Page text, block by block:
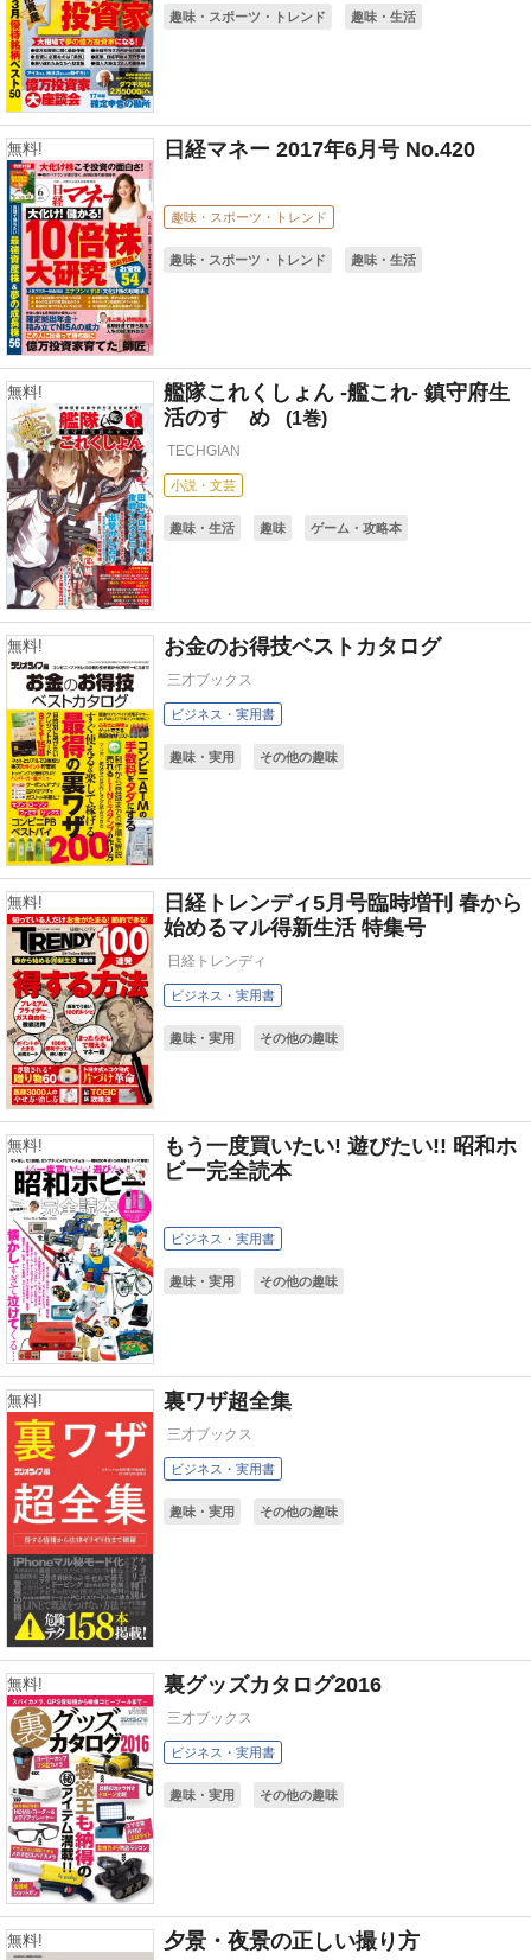
趣味・スポーツ・トレンド 趣味・生活
無料! 日経マネー 2017年6月号 No.420
趣味・スポーツ・トレンド
趣味・スポーツ・トレンド 趣味・生活
無料!
艦隊これくしょん -艦これ- 鎮守府生
活のすゝめ
1
TECHGIAN
小説・文芸
趣味・生活 趣味 ゲーム・攻略本
無料! お金のお得技ベストカタログ
三才ブックス
ビジネス・実用書
趣味・実用 その他の趣味
無料!
日経トレンディ5月号臨時増刊 春から
始めるマル得新生活 特集号
日経トレンディ
ビジネス・実用書
趣味・実用 その他の趣味
無料!
もう一度買いたい! 遊びたい!! 昭和ホ
ビー完全読本
ビジネス・実用書
趣味・実用 その他の趣味
無料! 裏ワザ超全集
三才ブックス
ビジネス・実用書
趣味・実用 その他の趣味
無料! 裏グッズカタログ2016
三才ブックス
ビジネス・実用書
趣味・実用 その他の趣味
無料! 夕景・夜景の正しい撮り方